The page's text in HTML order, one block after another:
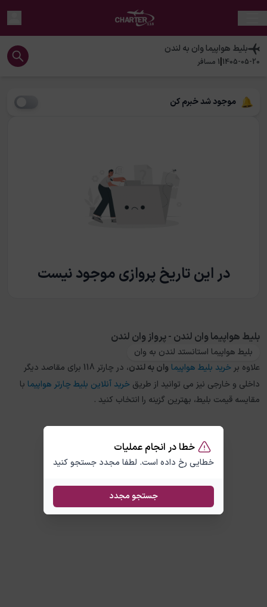
خطا در انجام عملیات
خطایی رخ داده است. لطفا مجدد جستجو کنید
جستجو مجدد
بلیط هواپیماوان به لندن
1405-05-20
|
1 مسافر
موجود شد خبرم کن
در این تاریخ پروازی موجود نیست
بلیط هواپیما وان لندن - پرواز وان لندن
بلیط هواپیما استانستد لندن به وان
علاوه بر خرید بلیط هواپیما وانبهلندن
، در چارتر 118 برای مقاصد دیگر
داخلی و خارجی نیز می توانید از طریق خرید آنلاین بلیط چارتر هواپیما با
مقایسه قیمت بلیط، بهترین گزینه را انتخاب کنید .